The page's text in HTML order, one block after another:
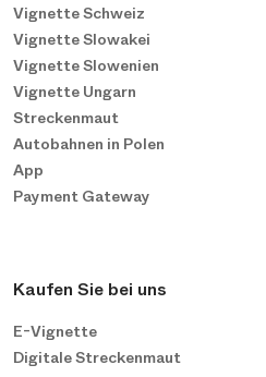
Vignette Schweiz
Vignette Slowakei
Vignette Slowenien
Vignette Ungarn
Streckenmaut
Autobahnen in Polen
App
Payment Gateway
Kaufen Sie bei uns
E-Vignette
Digitale Streckenmaut